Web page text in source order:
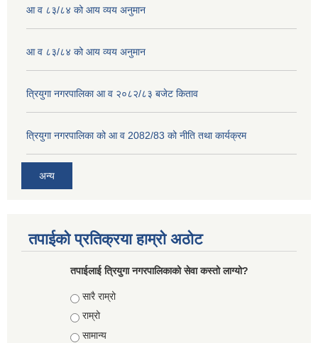
आ व ८३/८४ को आय व्यय अनुमान
आ व ८३/८४ को आय व्यय अनुमान
त्रियुगा नगरपालिका आ व २०८२/८३ बजेट किताव
त्रियुगा नगरपालिका को आ व 2082/83 को नीति तथा कार्यक्रम
अन्य
तपाईको प्रतिक्रया हाम्रो अठोट
तपाईलाई त्रियुगा नगरपालिकाको सेवा कस्तो लाग्यो?
Choices
सारै राम्रो
राम्रो
सामान्य